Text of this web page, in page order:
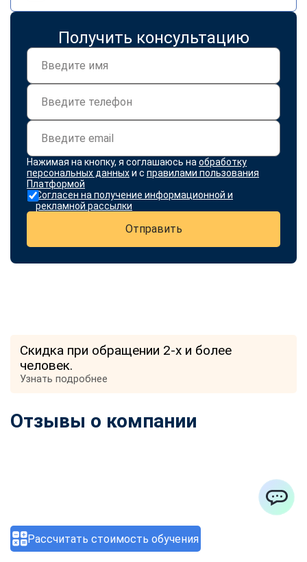
Рассчитать стоимость обучения
Получить консультацию
Нажимая на кнопку, я соглашаюсь на обработку
персональных данныхи с правилами пользования
Платформой
Согласен на получение информационной и
рекламной рассылки
Отправить
Скидка при обращении 2-х и более
человек.
Узнать подробнее
Отзывы о компании
Max